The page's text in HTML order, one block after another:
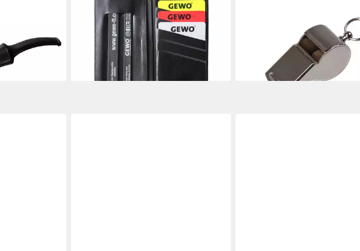
Pfeife
bei dir
Tischtennis
13,95 €
lieferbar - in 2-3 Werktagen bei dir lieferbar - in 3-4 Werktagen bei dir